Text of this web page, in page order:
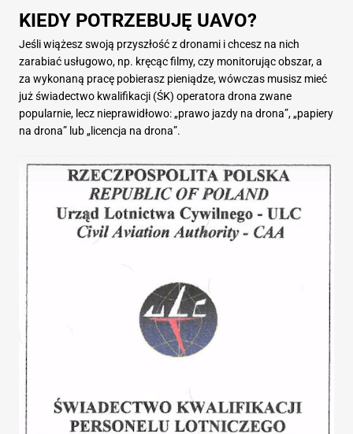
KIEDY POTRZEBUJĘ UAVO?
Jeśli wiążesz swoją przyszłość z dronami i chcesz na nich
zarabiać usługowo, np. kręcąc filmy, czy monitorując obszar, a
za wykonaną pracę pobierasz pieniądze, wówczas musisz mieć
już świadectwo kwalifikacji (ŚK) operatora drona zwane
popularnie, lecz nieprawidłowo: „prawo jazdy na drona”, „papiery
na drona” lub „licencja na drona”.